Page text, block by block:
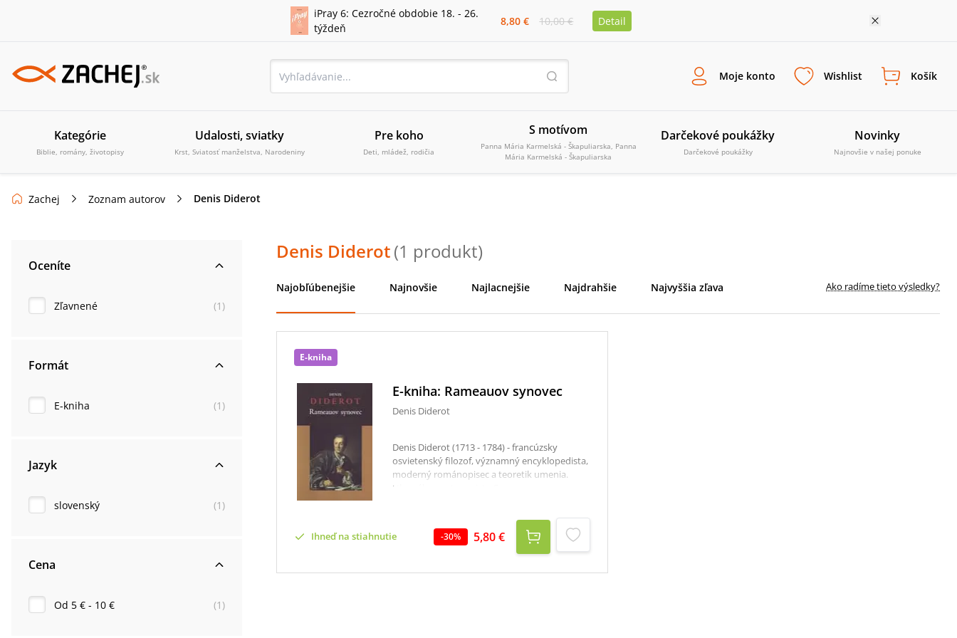
iPray 6: Cezročné obdobie 18. - 26.
týždeň
8,80 € 10,00 € Detail
Moje konto Wishlist Košík
Kategórie
Biblie, romány, životopisy
Udalosti, sviatky
Krst, Sviatosť manželstva, Narodeniny
Pre koho
Deti, mládež, rodičia
S motívom
Panna Mária Karmelská - Škapuliarska, Panna
Mária Karmelská - Škapuliarska
Darčekové poukážky
Darčekové poukážky
Novinky
Najnovšie v našej ponuke
Zachej Zoznam autorov Denis Diderot
Oceníte
Zľavnené (1 )
Formát
E-kniha (1 )
Jazyk
slovenský (1 )
Cena
Od 5 € - 10 € (1 )
Denis Diderot(1 produkt)
Najobľúbenejšie Najnovšie Najlacnejšie Najdrahšie Najvyššia zľava Ako radíme tieto výsledky?
E-kniha
E-kniha: Rameauov synovec
Denis Diderot
Denis Diderot (1713 - 1784) - francúzsky
osvietenský filozof, významný encyklopedista,
moderný románopisec a teoretik umenia.
Hlavného protagonistu Rameaua, synovca
bezcharakterného a morálne spustnutého
bohéma, ktorý si za spoločenskú a mravnú
degradáciu vylieva žlč na celom okolí,
Ihneď na stiahnutie -30% 5,80 €